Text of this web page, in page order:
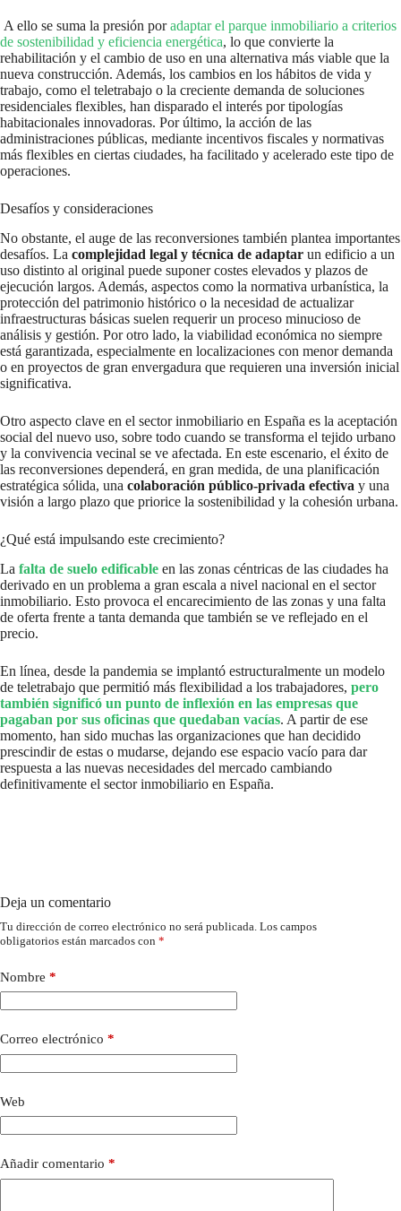
A ello se suma la presión poradaptar el parque inmobiliario a criterios
de sostenibilidad y eficiencia energética, lo que convierte la
rehabilitación y el cambio de uso en una alternativa más viable que la
nueva construcción. Además, los cambios en los hábitos de vida y
trabajo, como el teletrabajo o la creciente demanda de soluciones
residenciales flexibles, han disparado el interés por tipologías
habitacionales innovadoras. Por último, la acción de las
administraciones públicas, mediante incentivos fiscales y normativas
más flexibles en ciertas ciudades, ha facilitado y acelerado este tipo de
operaciones.
Desafíos y consideraciones
No obstante, el auge de las reconversiones también plantea importantes
desafíos. La complejidad legal y técnica de adaptar un edificio a un
uso distinto al original puede suponer costes elevados y plazos de
ejecución largos. Además, aspectos como la normativa urbanística, la
protección del patrimonio histórico o la necesidad de actualizar
infraestructuras básicas suelen requerir un proceso minucioso de
análisis y gestión. Por otro lado, la viabilidad económica no siempre
está garantizada, especialmente en localizaciones con menor demanda
o en proyectos de gran envergadura que requieren una inversión inicial
significativa.
Otro aspecto clave en el sector inmobiliario en España es la aceptación
social del nuevo uso, sobre todo cuando se transforma el tejido urbano
y la convivencia vecinal se ve afectada. En este escenario, el éxito de
las reconversiones dependerá, en gran medida, de una planificación
estratégica sólida, una colaboración público-privada efectiva y una
visión a largo plazo que priorice la sostenibilidad y la cohesión urbana.
¿Qué está impulsando este crecimiento?
La falta de suelo edificable en las zonas céntricas de las ciudades ha
derivado en un problema a gran escala a nivel nacional en el sector
inmobiliario. Esto provoca el encarecimiento de las zonas y una falta
de oferta frente a tanta demanda que también se ve reflejado en el
precio.
En línea, desde la pandemia se implantó estructuralmente un modelo
de teletrabajo que permitió más flexibilidad a los trabajadores, pero
también significó un punto de inflexión en las empresas que
pagaban por sus oficinas que quedaban vacías. A partir de ese
momento, han sido muchas las organizaciones que han decidido
prescindir de estas o mudarse, dejando ese espacio vacío para dar
respuesta a las nuevas necesidades del mercado cambiando
definitivamente el sector inmobiliario en España.
Deja un comentario
Tu dirección de correo electrónico no será publicada. Los campos
obligatorios están marcados con *
Nombre *
Correo electrónico *
Web
Añadir comentario *